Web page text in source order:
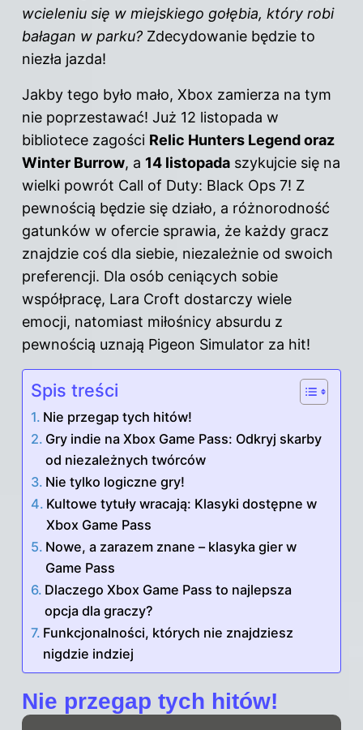
wcieleniu się w miejskiego gołębia, który robi
bałagan w parku? Zdecydowanie będzie to
niezła jazda!
Jakby tego było mało, Xbox zamierza na tym
nie poprzestawać! Już 12 listopada w
bibliotece zagości Relic Hunters Legend oraz
Winter Burrow, a 14 listopada szykujcie się na
wielki powrót Call of Duty: Black Ops 7! Z
pewnością będzie się działo, a różnorodność
gatunków w ofercie sprawia, że każdy gracz
znajdzie coś dla siebie, niezależnie od swoich
preferencji. Dla osób ceniących sobie
współpracę, Lara Croft dostarczy wiele
emocji, natomiast miłośnicy absurdu z
pewnością uznają Pigeon Simulator za hit!
Spis treści
Nie przegap tych hitów!
Gry indie na Xbox Game Pass: Odkryj skarby
od niezależnych twórców
Nie tylko logiczne gry!
Kultowe tytuły wracają: Klasyki dostępne w
Xbox Game Pass
Nowe, a zarazem znane – klasyka gier w
Game Pass
Dlaczego Xbox Game Pass to najlepsza
opcja dla graczy?
Funkcjonalności, których nie znajdziesz
nigdzie indziej
Nie przegap tych hitów!